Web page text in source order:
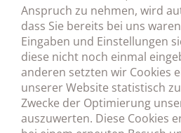
Anspruch zu nehmen, wird
dass Sie bereits bei uns
Eingaben und Einstellungen
diese nicht noch einmal
anderen setzten wir Cookies
unserer Website statistisch
Zwecke der Optimierung
auszuwerten. Diese Cookies